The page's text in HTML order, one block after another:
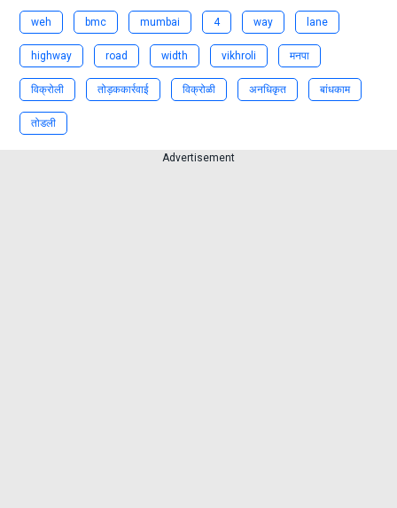
weh bmc mumbai 4 way lane
highway road width vikhroli मनपा
विक्रोली तोड़ककार्रवाई विक्रोळी अनधिकृत बांधकाम
तोडली
Advertisement